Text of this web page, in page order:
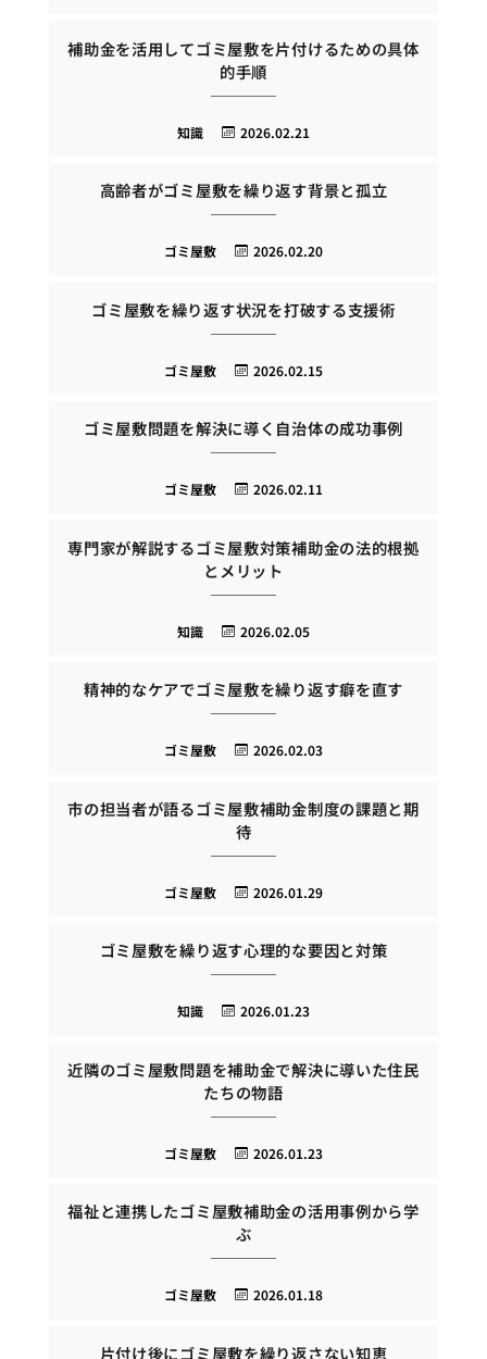
補助金を活用してゴミ屋敷を片付けるための具体
的手順
2026.02.21
知識
高齢者がゴミ屋敷を繰り返す背景と孤立
2026.02.20
ゴミ屋敷
ゴミ屋敷を繰り返す状況を打破する支援術
2026.02.15
ゴミ屋敷
ゴミ屋敷問題を解決に導く自治体の成功事例
2026.02.11
ゴミ屋敷
専門家が解説するゴミ屋敷対策補助金の法的根拠
とメリット
2026.02.05
知識
精神的なケアでゴミ屋敷を繰り返す癖を直す
2026.02.03
ゴミ屋敷
市の担当者が語るゴミ屋敷補助金制度の課題と期
待
2026.01.29
ゴミ屋敷
ゴミ屋敷を繰り返す心理的な要因と対策
2026.01.23
知識
近隣のゴミ屋敷問題を補助金で解決に導いた住民
たちの物語
2026.01.23
ゴミ屋敷
福祉と連携したゴミ屋敷補助金の活用事例から学
ぶ
2026.01.18
ゴミ屋敷
片付け後にゴミ屋敷を繰り返さない知恵